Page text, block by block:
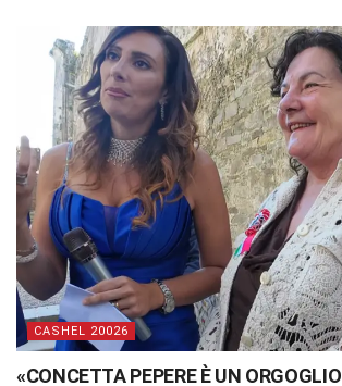
CASHEL 20026
«CONCETTA PEPERE È UN